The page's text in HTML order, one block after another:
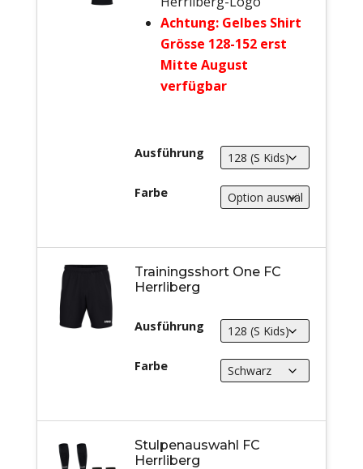
Achtung: Gelbes Shirt
Grösse 128-152 erst
Mitte August
verfügbar
Ausführung
Farbe
Trainingsshort One FC
Herrliberg
Ausführung
Farbe
Stulpenauswahl FC
Herrliberg